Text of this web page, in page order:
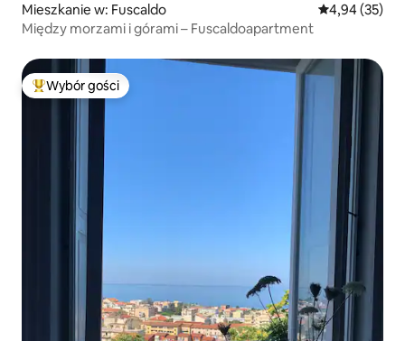
Mieszkanie w: Fuscaldo Średnia
4,94 (35)
Między morzami i górami – Fuscaldoapartment
Najpopularniejsze z kategorii Wybór gości
Wybór gości